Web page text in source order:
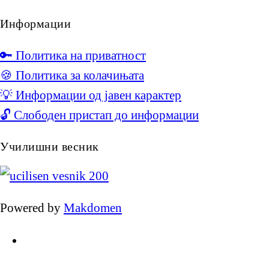
Информации
🔑 Политика на приватност
🍪 Политика за колачињата
💡 Информации од јавен карактер
🔓 Слободен пристап до информации
Училишни весник
Powered by Makdomen